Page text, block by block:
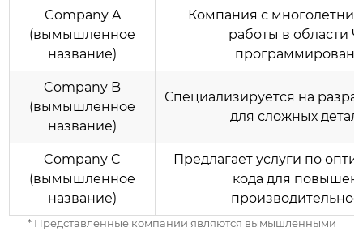
Company A
(вымышленное
название)
Компания с
работы в области
Company B
(вымышленное
название)
Специализируется на
для сложных
Company C
(вымышленное
название)
Предлагает услуги по
кода для
* Представленные компании являются вымышленными